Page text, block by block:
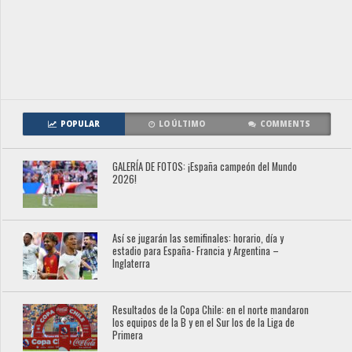
POPULAR LO ÚLTIMO COMMENTS
GALERÍA DE FOTOS: ¡España campeón del Mundo
2026!
Así se jugarán las semifinales: horario, día y
estadio para España- Francia y Argentina –
Inglaterra
Resultados de la Copa Chile: en el norte mandaron
los equipos de la B y en el Sur los de la Liga de
Primera